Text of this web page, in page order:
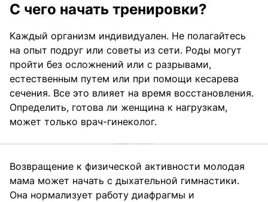
С чего начать тренировки?
Каждый организм индивидуален. Не полагайтесь
на опыт подруг или советы из сети. Роды могут
пройти без осложнений или с разрывами,
естественным путем или при помощи кесарева
сечения. Все это влияет на время восстановления.
Определить, готова ли женщина к нагрузкам,
может только врач-гинеколог.
Возвращение к физической активности молодая
мама может начать с дыхательной гимнастики.
Она нормализует работу диафрагмы и